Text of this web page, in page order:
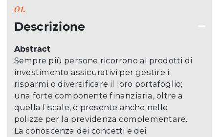
01.
Descrizione
Abstract
Sempre più persone ricorrono ai prodotti di
investimento assicurativi per gestire i
risparmi o diversificare il loro portafoglio;
una forte componente finanziaria, oltre a
quella fiscale, è presente anche nelle
polizze per la previdenza complementare.
La conoscenza dei concetti e dei